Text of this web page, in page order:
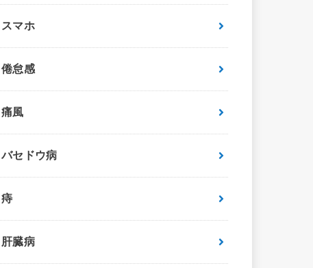
スマホ
倦怠感
痛風
バセドウ病
痔
肝臓病